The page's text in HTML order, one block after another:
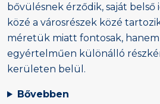
bővülésnek érződik, saját belső
közé a városrészek közé
méretük miatt fontosak,
egyértelműen különálló
kerületen belül.
Bővebben